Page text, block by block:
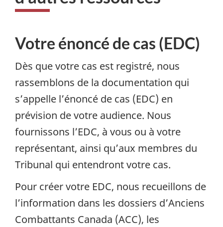
Votre énoncé de cas (EDC)
Dès que votre cas est registré, nous
rassemblons de la documentation qui
s’appelle l’énoncé de cas (EDC) en
prévision de votre audience. Nous
fournissons l’EDC, à vous ou à votre
représentant, ainsi qu’aux membres du
Tribunal qui entendront votre cas.
Pour créer votre EDC, nous recueillons de
l’information dans les dossiers d’Anciens
Combattants Canada (ACC), les